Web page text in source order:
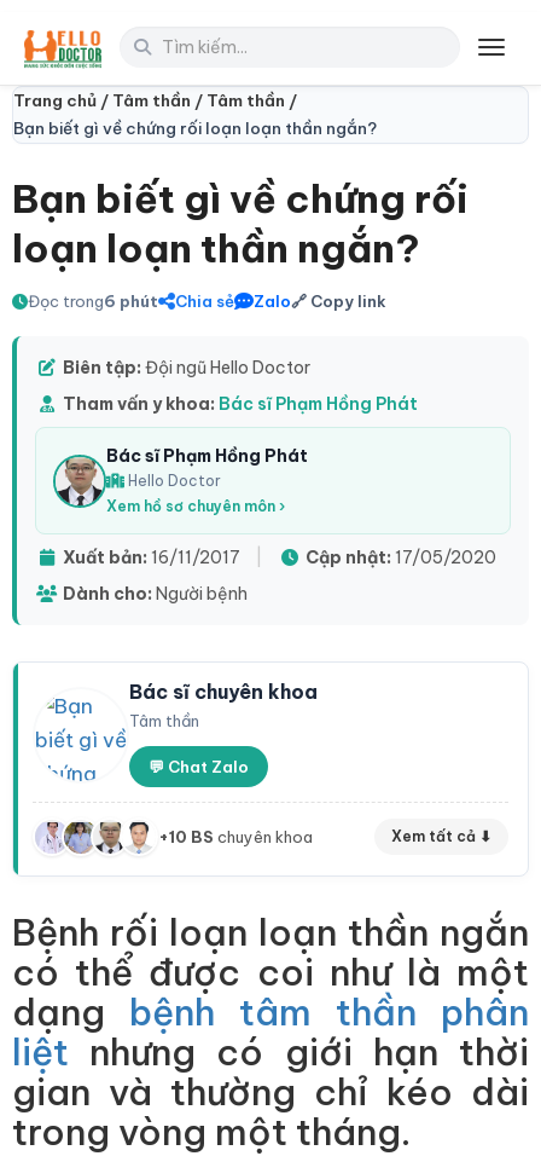
Trang chủ / Tâm thần / Tâm thần /
Bạn biết gì về chứng rối loạn loạn thần ngắn?
Bạn biết gì về chứng rối
loạn loạn thần ngắn?
Đọc trong6 phút Chia sẻ Zalo🔗 Copy link
Biên tập: Đội ngũ Hello Doctor
Tham vấn y khoa: Bác sĩ Phạm Hồng Phát
Bác sĩ Phạm Hồng Phát
Hello Doctor
Xem hồ sơ chuyên môn ›
Xuất bản: 16/11/2017 Cập nhật: 17/05/2020
Dành cho: Người bệnh
Bác sĩ chuyên khoa
Tâm thần
💬 Chat Zalo
+10 BS chuyên khoa Xem tất cả ⬇
Bệnh rối loạn loạn thần ngắn
có thể được coi như là một
dạng bệnh tâm thần phân
liệt nhưng có giới hạn thời
gian và thường chỉ kéo dài
trong vòng một tháng.